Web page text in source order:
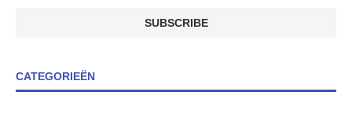
CATEGORIEËN